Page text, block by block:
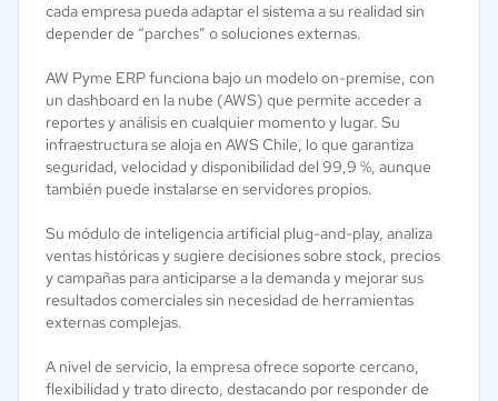
cada empresa pueda adaptar el sistema a su realidad sin
depender de “parches” o soluciones externas.
AW Pyme ERP funciona bajo un modelo on-premise, con
un dashboard en la nube (AWS) que permite acceder a
reportes y análisis en cualquier momento y lugar. Su
infraestructura se aloja en AWS Chile, lo que garantiza
seguridad, velocidad y disponibilidad del 99,9 %, aunque
también puede instalarse en servidores propios.
Su módulo de inteligencia artificial plug-and-play, analiza
ventas históricas y sugiere decisiones sobre stock, precios
y campañas para anticiparse a la demanda y mejorar sus
resultados comerciales sin necesidad de herramientas
externas complejas.
A nivel de servicio, la empresa ofrece soporte cercano,
flexibilidad y trato directo, destacando por responder de